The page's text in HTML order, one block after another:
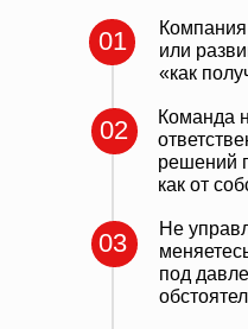
03
Не
под
Команда
решений
как от
02
01
или
«как